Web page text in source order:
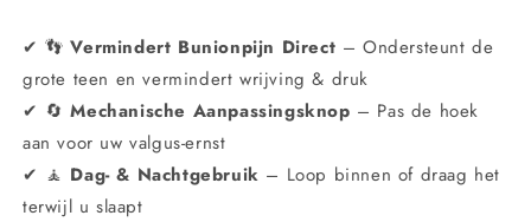
✔ 👣Vermindert Bunionpijn Direct – Ondersteunt de
grote teen en vermindert wrijving & druk
✔ 🔄Mechanische Aanpassingsknop – Pas de hoek
aan voor uw valgus-ernst
✔ 🧘 Dag- & Nachtgebruik – Loop binnen of draag het
terwijl u slaapt